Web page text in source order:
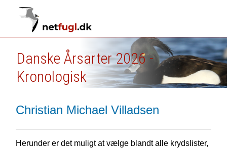
Danske Årsarter 2026 -
Kronologisk
Christian Michael Villadsen
Herunder er det muligt at vælge blandt alle krydslister,